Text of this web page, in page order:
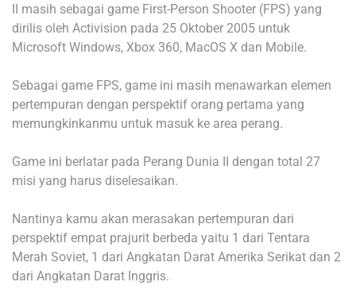
II masih sebagai game First-Person Shooter (FPS) yang
dirilis oleh Activision pada 25 Oktober 2005 untuk
Microsoft Windows, Xbox 360, MacOS X dan Mobile.
Sebagai game FPS, game ini masih menawarkan elemen
pertempuran dengan perspektif orang pertama yang
memungkinkanmu untuk masuk ke area perang.
Game ini berlatar pada Perang Dunia II dengan total 27
misi yang harus diselesaikan.
Nantinya kamu akan merasakan pertempuran dari
perspektif empat prajurit berbeda yaitu 1 dari Tentara
Merah Soviet, 1 dari Angkatan Darat Amerika Serikat dan 2
dari Angkatan Darat Inggris.